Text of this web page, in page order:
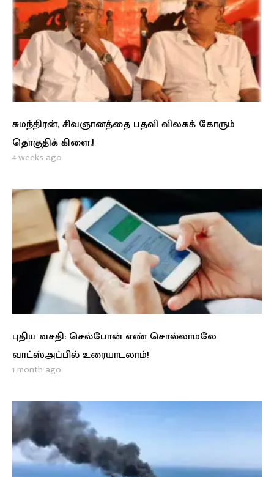
சுமந்திரன், சிவஞானத்தை பதவி விலகக் கோரும்
தொகுதிக் கிளை.!
4 weeks ago
புதிய வசதி: செல்போன் எண் சொல்லாமலே
வாட்ஸ்அப்பில் உரையாடலாம்!
1 month ago